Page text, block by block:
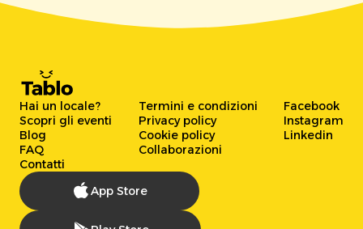
Hai un locale?
Scopri gli eventi
Blog
FAQ
Contatti
Termini e condizioni
Privacy policy
Cookie policy
Collaborazioni
Facebook
Instagram
Linkedin
App Store